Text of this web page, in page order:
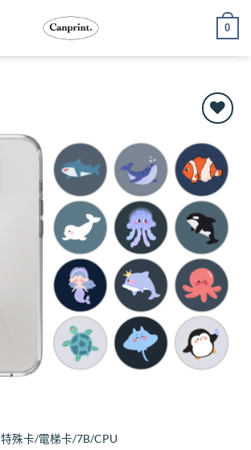
0
wishlist
特殊卡/電梯卡/7B/CPU